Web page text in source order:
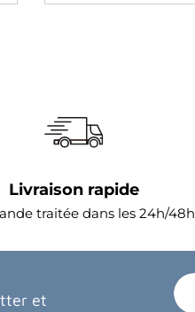
Livraison rapide
traitée dans les 24h/48h
et